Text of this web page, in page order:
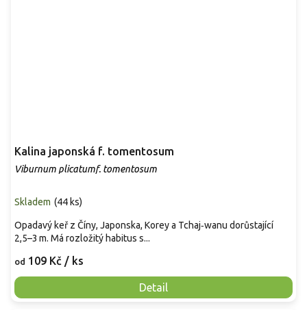
Kalina japonská f. tomentosum
Viburnum plicatumf. tomentosum
Skladem (44 ks)
od 109 Kč / ks
Detail
Opadavý keř z Číny, Japonska, Korey a Tchaj‑wanu dorůstající
2,5–3 m. Má rozložitý habitus s...